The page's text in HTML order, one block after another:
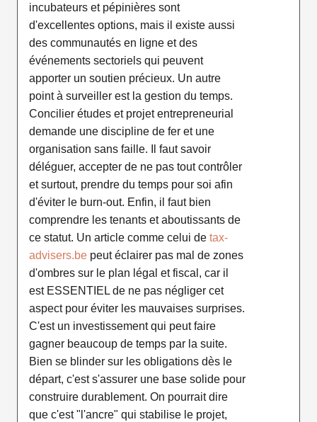
incubateurs et pépinières sont
d'excellentes options, mais il existe aussi
des communautés en ligne et des
événements sectoriels qui peuvent
apporter un soutien précieux. Un autre
point à surveiller est la gestion du temps.
Concilier études et projet entrepreneurial
demande une discipline de fer et une
organisation sans faille. Il faut savoir
déléguer, accepter de ne pas tout contrôler
et surtout, prendre du temps pour soi afin
d'éviter le burn-out. Enfin, il faut bien
comprendre les tenants et aboutissants de
ce statut. Un article comme celui de tax-
advisers.be peut éclairer pas mal de zones
d'ombres sur le plan légal et fiscal, car il
est ESSENTIEL de ne pas négliger cet
aspect pour éviter les mauvaises surprises.
C'est un investissement qui peut faire
gagner beaucoup de temps par la suite.
Bien se blinder sur les obligations dès le
départ, c'est s'assurer une base solide pour
construire durablement. On pourrait dire
que c'est "l'ancre" qui stabilise le projet,